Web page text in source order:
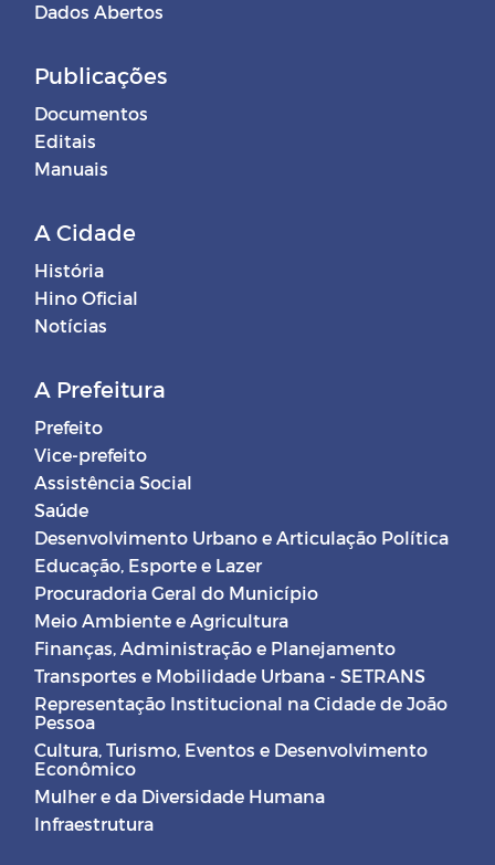
Dados Abertos
Publicações
Documentos
Editais
Manuais
A Cidade
História
Hino Oficial
Notícias
A Prefeitura
Prefeito
Vice-prefeito
Assistência Social
Saúde
Desenvolvimento Urbano e Articulação Política
Educação, Esporte e Lazer
Procuradoria Geral do Município
Meio Ambiente e Agricultura
Finanças, Administração e Planejamento
Transportes e Mobilidade Urbana - SETRANS
Representação Institucional na Cidade de João
Pessoa
Cultura, Turismo, Eventos e Desenvolvimento
Econômico
Mulher e da Diversidade Humana
Infraestrutura